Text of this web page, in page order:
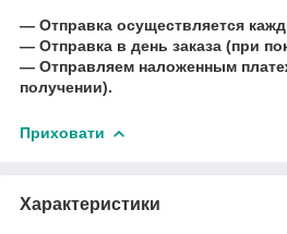
― Отправка осуществляется
― Отправка в день заказа (при
― Отправляем наложенным
получении).
Приховати
Характеристики